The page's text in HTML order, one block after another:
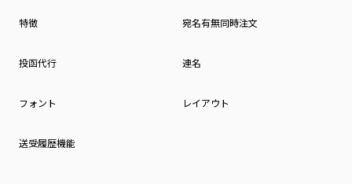
特徴 宛名有無同時注文
投函代行 連名
フォント レイアウト
送受履歴機能